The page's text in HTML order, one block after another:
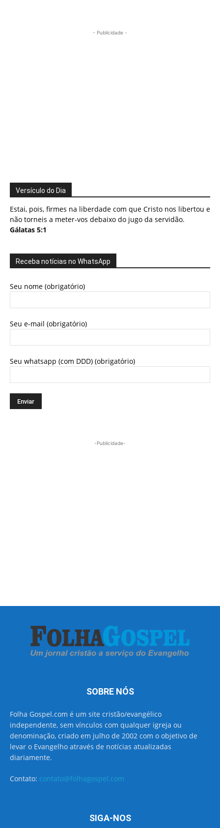
- Publicidade -
Versículo do Dia
Estai, pois, firmes na liberdade com que Cristo nos libertou e
não torneis a meter-vos debaixo do jugo da servidão.
Gálatas 5:1
Receba notícias no WhatsApp
Seu nome (obrigatório)
Seu e-mail (obrigatório)
Seu whatsapp (com DDD) (obrigatório)
-Publicidade-
SOBRE NÓS
Folha Gospel.com é um site cristão/evangélico
independente, sem vínculos com qualquer igreja ou
denominação, criado em julho de 2002 com o objetivo de
levar o Evangelho através de notícias atualizadas
diariamente.
Contato: contato@folhagospel.com
SIGA-NOS